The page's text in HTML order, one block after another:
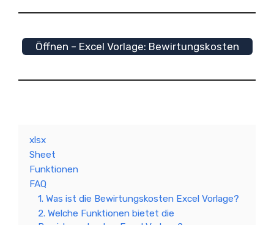
Öffnen – Excel Vorlage: Bewirtungskosten
xlsx
Sheet
Funktionen
FAQ
1. Was ist die Bewirtungskosten Excel Vorlage?
2. Welche Funktionen bietet die